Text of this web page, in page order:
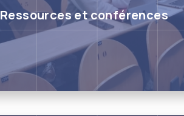
Ressources et conférences